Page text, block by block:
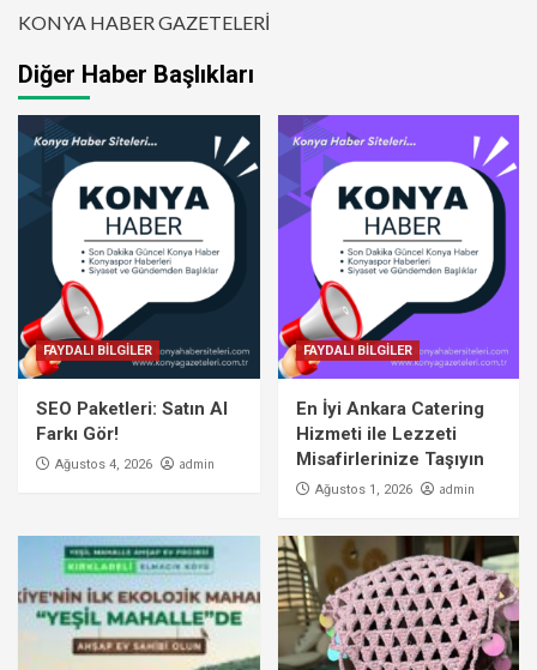
KONYA HABER GAZETELERİ
Diğer Haber Başlıkları
FAYDALI BİLGİLER
SEO Paketleri: Satın Al
Farkı Gör!
Ağustos 4, 2026 admin
FAYDALI BİLGİLER
En İyi Ankara Catering
Hizmeti ile Lezzeti
Misafirlerinize Taşıyın
Ağustos 1, 2026 admin